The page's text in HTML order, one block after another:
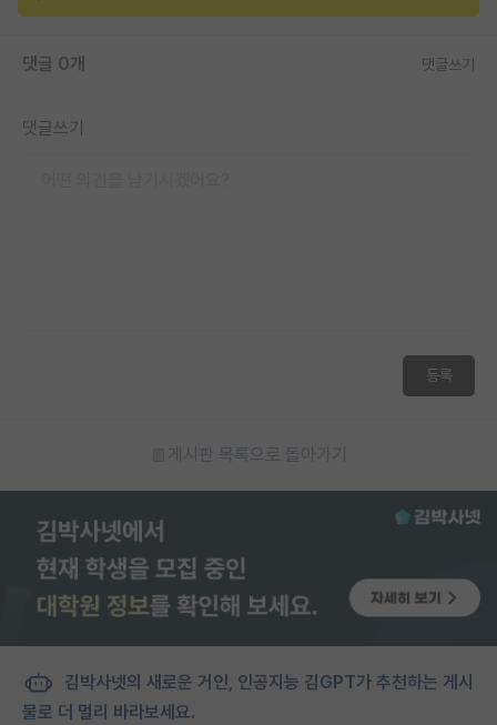
댓글 0개 댓글쓰기
댓글쓰기
등록
게시판 목록으로 돌아가기
김박사넷의 새로운 거인, 인공지능 김GPT가 추천하는 게시
물로 더 멀리 바라보세요.